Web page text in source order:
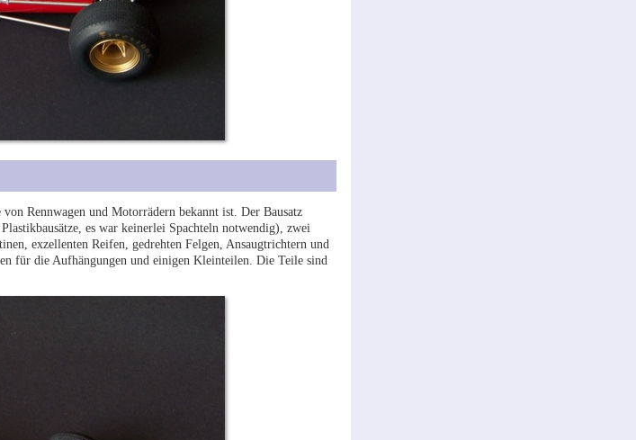
Rennwagen und Motorrädern bekannt ist. Der Bausatz
es war keinerlei Spachteln notwendig), zwei
exzellenten Reifen, gedrehten Felgen, Ansaugtrichtern und
für die Aufhängungen und einigen Kleinteilen. Die Teile sind